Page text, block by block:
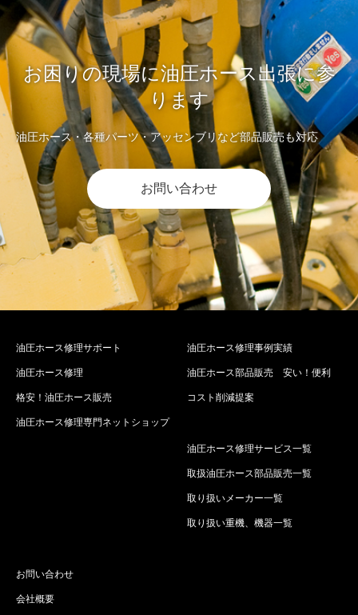
お困りの現場に油圧ホース出張に参
ります
油圧ホース・各種パーツ・アッセンブリなど部品販売も対応
お問い合わせ
油圧ホース修理サポート
油圧ホース修理
格安！油圧ホース販売
油圧ホース修理専門ネットショップ
油圧ホース修理事例実績
油圧ホース部品販売 安い！便利
コスト削減提案
油圧ホース修理サービス一覧
取扱油圧ホース部品販売一覧
取り扱いメーカー一覧
取り扱い重機、機器一覧
お問い合わせ
会社概要